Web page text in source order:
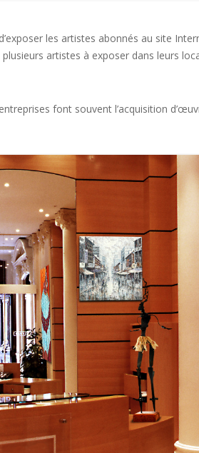
les artistes abonnés au site
artistes à exposer dans leurs
font souvent l’acquisition